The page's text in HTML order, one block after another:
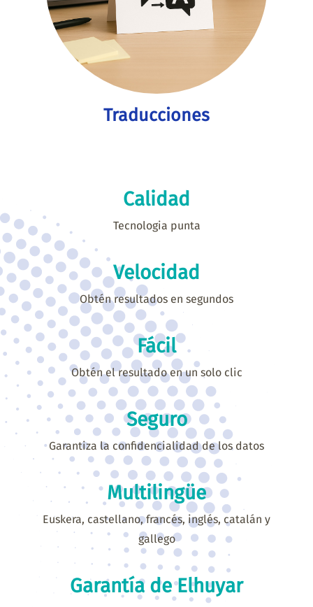
Traducciones
Calidad
Tecnologia punta
Velocidad
Obtén resultados en segundos
Fácil
Obtén el resultado en un solo clic
Seguro
Garantiza la confidencialidad de los datos
Multilingüe
Euskera, castellano, francés, inglés, catalán y
gallego
Garantía de Elhuyar